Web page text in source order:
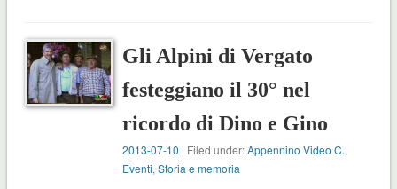
Gli Alpini di Vergato
festeggiano il 30° nel
ricordo di Dino e Gino
2013-07-10 | Filed under:Appennino Video C.,
Eventi,Storia e memoria